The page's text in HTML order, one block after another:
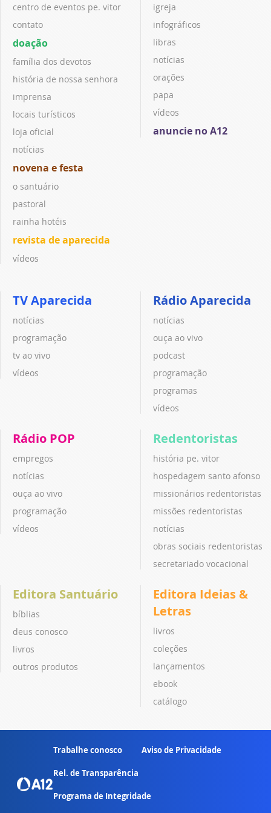
centro de eventos pe. vitor
contato
doação
família dos devotos
história de nossa senhora
imprensa
locais turísticos
loja oficial
notícias
novena e festa
o santuário
pastoral
rainha hotéis
revista de aparecida
vídeos
igreja
infográficos
libras
notícias
orações
papa
vídeos
anuncie no A12
TV Aparecida
notícias
programação
tv ao vivo
vídeos
Rádio Aparecida
notícias
ouça ao vivo
podcast
programação
programas
vídeos
Rádio POP
empregos
notícias
ouça ao vivo
programação
vídeos
Redentoristas
história pe. vitor
hospedagem santo afonso
missionários redentoristas
missões redentoristas
notícias
obras sociais redentoristas
secretariado vocacional
Editora Santuário
bíblias
deus conosco
livros
outros produtos
Editora Ideias &
Letras
livros
coleções
lançamentos
ebook
catálogo
Trabalhe conosco Aviso de Privacidade
Rel. de Transparência
Programa de Integridade